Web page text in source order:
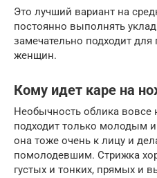
Это лучший вариант на
постоянно выполнять
замечательно подходит
женщин.
Кому идет каре на
Необычность облика вовсе
подходит только молодым
она тоже очень к лицу и
помолодевшим. Стрижка
густых и тонких, прямых и